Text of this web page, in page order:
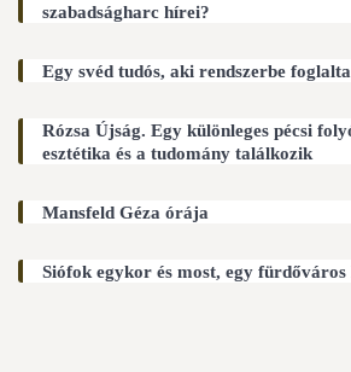
szabadságharc hírei?
Egy svéd tudós, aki rendszerbe
Rózsa Újság. Egy különleges pécsi
esztétika és a tudomány találkozik
Mansfeld Géza órája
Siófok egykor és most, egy fürdőváros